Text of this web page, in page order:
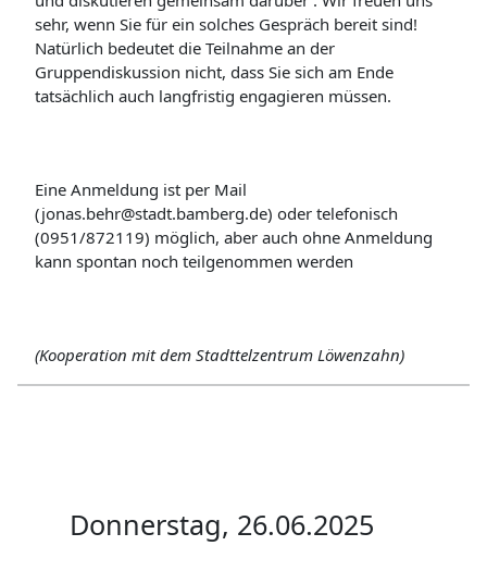
sehr, wenn Sie für ein solches Gespräch bereit sind!
Natürlich bedeutet die Teilnahme an der
Gruppendiskussion nicht, dass Sie sich am Ende
tatsächlich auch langfristig engagieren müssen.
Eine Anmeldung ist per Mail
(jonas.behr@stadt.bamberg.de) oder telefonisch
(0951/872119) möglich, aber auch ohne Anmeldung
kann spontan noch teilgenommen werden
(Kooperation mit dem Stadttelzentrum Löwenzahn)
Donnerstag, 26.06.2025